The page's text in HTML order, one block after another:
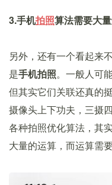
3.手机拍照算法需要大
另外，还有一个看起来
是手机拍照。一般人可
但其实它们关联还真的
摄像头上下功夫，三摄
各种拍照优化算法，其
大量的运算，而运算需